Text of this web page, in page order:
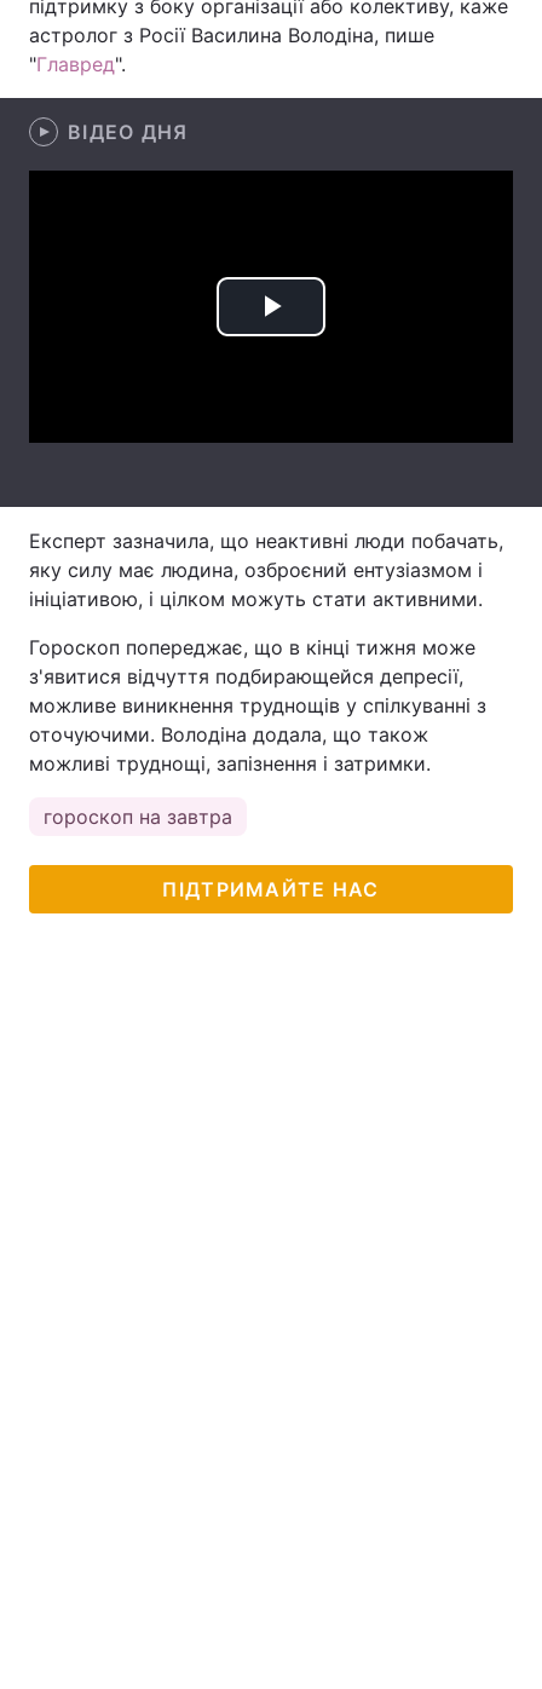
Екологія Регіони
Лонгріди
Відео з Youtube Статті
Вакансії
Тема оформлення
підтримку з боку організації або колективу, каже
астролог з Росії Василина Володіна, пише
"Главред".
ВІДЕО ДНЯ
Play
Експерт зазначила, що неактивні люди побачать,
яку силу має людина, озброєний ентузіазмом і
ініціативою, і цілком можуть стати активними.
Гороскоп попереджає, що в кінці тижня може
з'явитися відчуття подбирающейся депресії,
можливе виникнення труднощів у спілкуванні з
оточуючими. Володіна додала, що також
можливі труднощі, запізнення і затримки.
гороскоп на завтра
ПІДТРИМАЙТЕ НАС